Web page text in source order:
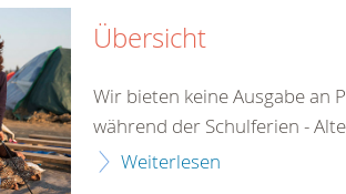
Übersicht
Wir bieten keine Ausgabe an
während der Schulferien -
Weiterlesen